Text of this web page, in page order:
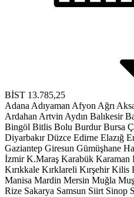
BİST 13.785,25
Adana Adıyaman Afyon Ağrı
Ardahan Artvin Aydın Balıkesir
Bingöl Bitlis Bolu Burdur Bursa
Diyarbakır Düzce Edirne Elazığ
Gaziantep Giresun Gümüşhane
İzmir K.Maraş Karabük Karaman
Kırıkkale Kırklareli Kırşehir Kilis
Manisa Mardin Mersin Muğla Muş
Rize Sakarya Samsun Siirt Sinop